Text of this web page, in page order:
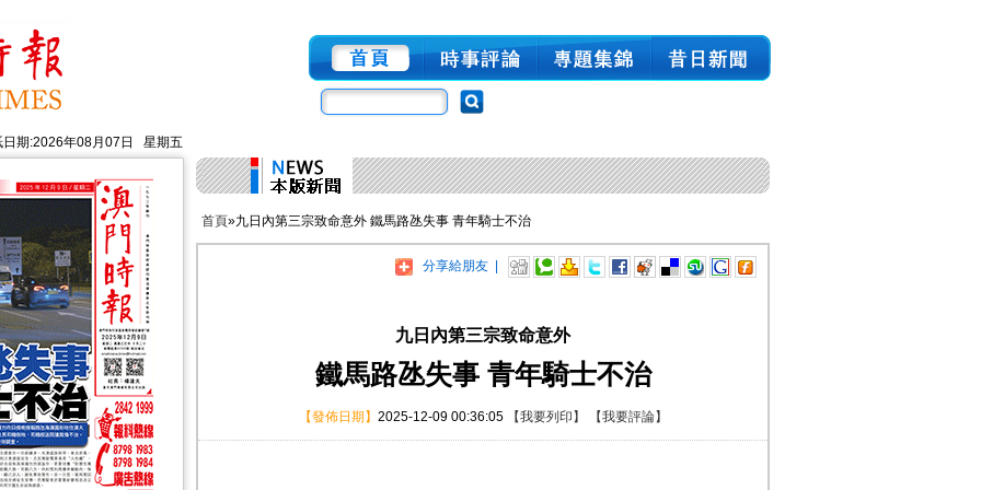
日期:2026年08月07日 星期五
首頁»九日內第三宗致命意外 鐵馬路氹失事 青年騎士不治
分享給朋友 |
九日內第三宗致命意外
鐵馬路氹失事 青年騎士不治
【發佈日期】 2025-12-09 00:36:05 【我要列印】 【我要評論】